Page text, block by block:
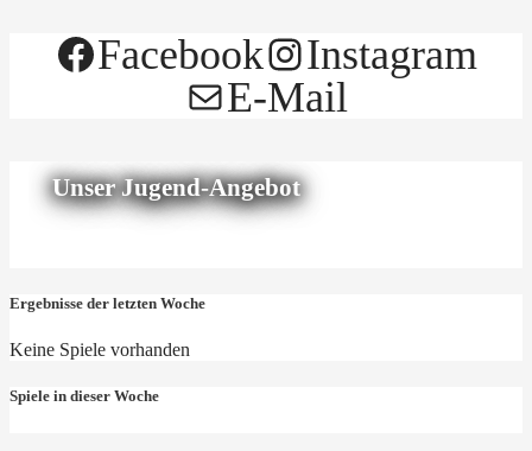
Facebook
Instagram
E-Mail
Unser Jugend-Angebot
Ergebnisse der letzten Woche
Keine Spiele vorhanden
Spiele in dieser Woche